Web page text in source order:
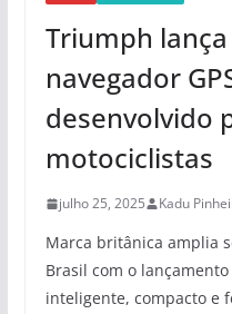
Triumph
navegador
desenvolvido
motociclistas
julho 25, 2025 Kadu
Marca britânica amplia
Brasil com o
inteligente, compacto e